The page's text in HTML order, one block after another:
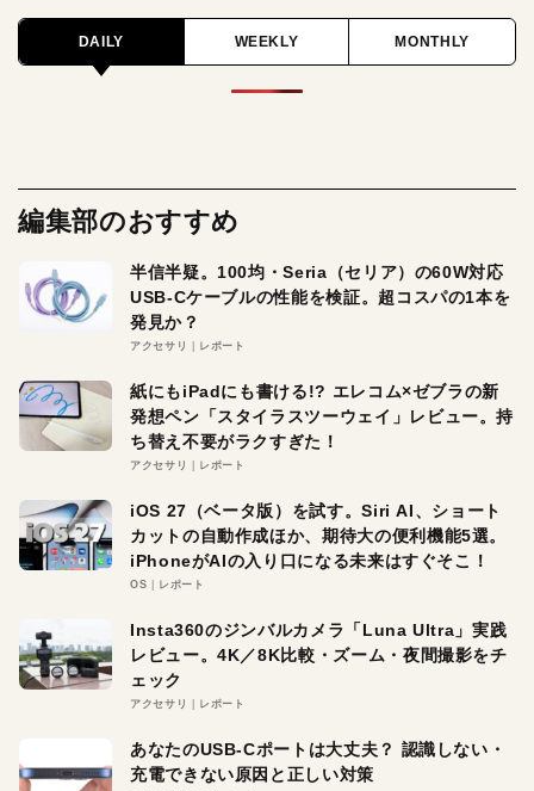
DAILY WEEKLY MONTHLY
編集部のおすすめ
半信半疑。100均・Seria（セリア）の60W対応
USB-Cケーブルの性能を検証。超コスパの1本を
発見か？
アクセサリ レポート
紙にもiPadにも書ける!? エレコム×ゼブラの新
発想ペン「スタイラスツーウェイ」レビュー。持
ち替え不要がラクすぎた！
アクセサリ レポート
iOS 27（ベータ版）を試す。Siri AI、ショート
カットの自動作成ほか、期待大の便利機能5選。
iPhoneがAIの入り口になる未来はすぐそこ！
OS レポート
Insta360のジンバルカメラ「Luna Ultra」実践
レビュー。4K／8K比較・ズーム・夜間撮影をチ
ェック
アクセサリ レポート
あなたのUSB-Cポートは大丈夫？ 認識しない・
充電できない原因と正しい対策